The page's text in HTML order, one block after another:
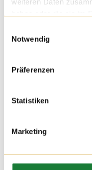
Notwendig
Präferenzen
Statistiken
Marketing
Wir durften am
Für die Schülerinnen
Führung zu einer